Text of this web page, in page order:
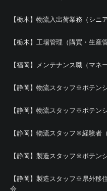
【栃木】物流入出荷業務（シ
【栃木】工場管理（購買・生産
【福岡】メンテナンス職（マネ
【静岡】物流スタッフ※ポテン
【静岡】物流スタッフ※ポテン
【静岡】物流スタッフ※経験者
【静岡】製造スタッフ※ポテン
【静岡】製造スタッフ※県外移
会